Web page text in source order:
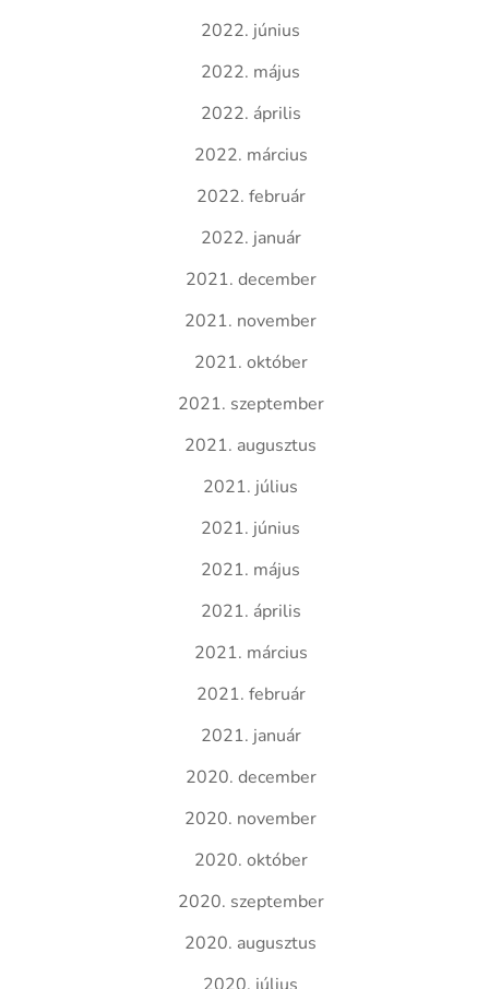
2022. június
2022. május
2022. április
2022. március
2022. február
2022. január
2021. december
2021. november
2021. október
2021. szeptember
2021. augusztus
2021. július
2021. június
2021. május
2021. április
2021. március
2021. február
2021. január
2020. december
2020. november
2020. október
2020. szeptember
2020. augusztus